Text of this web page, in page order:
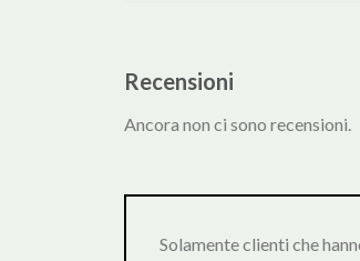
Recensioni
Ancora non ci sono recensioni.
Solamente clienti che